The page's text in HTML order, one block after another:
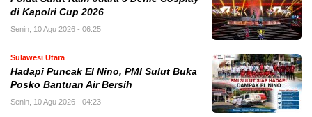
di Kapolri Cup 2026
Senin, 10 Agu 2026 - 06:25
Sulawesi Utara
Hadapi Puncak El Nino, PMI Sulut Buka
Posko Bantuan Air Bersih
Senin, 10 Agu 2026 - 04:23